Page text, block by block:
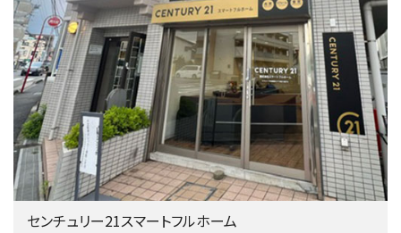
開放感のある角地区画。車３台並列駐車可能です。 …
第4位
5,480万円
4ＬＤＫ
相模大野駅
バ9分・歩4分
２０１５年６月築、積水ハウス施工住宅です。 南東…
第5位
3,680万円
センチュリー21スマートフルホーム